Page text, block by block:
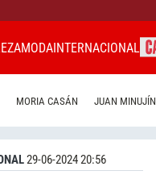
MODAINTERNACIONAL
MORIA CASÁN JUAN MINUJÍN
29-06-2024 20:56